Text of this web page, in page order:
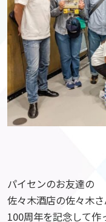
パイセンのお友達の
佐々木酒店の佐々木
100周年を記念して作